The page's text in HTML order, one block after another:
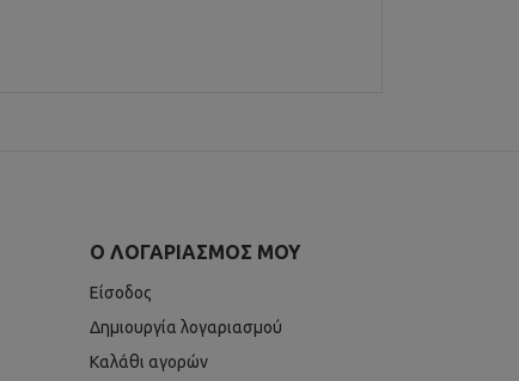
Ο ΛΟΓΑΡΙΑΣΜΌΣ ΜΟΥ
Είσοδος
Δημιουργία λογαριασμού
Καλάθι αγορών